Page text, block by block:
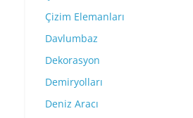
Çizim Elemanları
Davlumbaz
Dekorasyon
Demiryolları
Deniz Aracı